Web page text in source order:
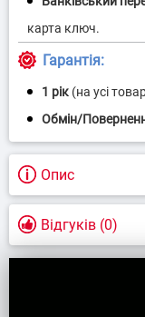
Гарантія:
1 рік (на усі
Опис
Відгуків (0)